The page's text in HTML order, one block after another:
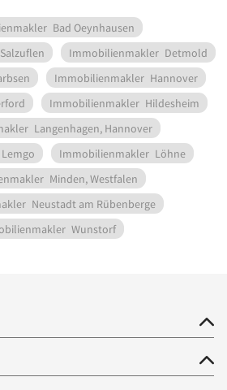
Bad Oeynhausen
Immobilienmakler Detmold
Immobilienmakler Hannover
Immobilienmakler Hildesheim
Langenhagen, Hannover
Lemgo Immobilienmakler Löhne
Minden, Westfalen
Neustadt am Rübenberge
Wunstorf